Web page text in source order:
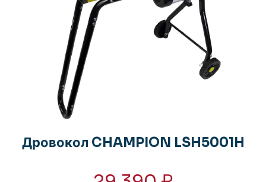
Дровокол CHAMPION LSH5001H